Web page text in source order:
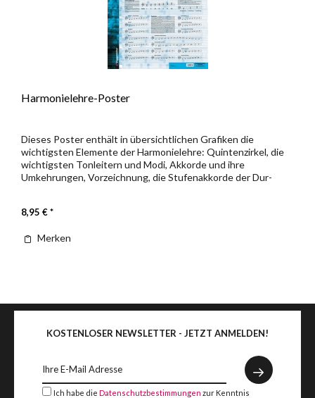
Harmonielehre-Poster
Dieses Poster enthält in übersichtlichen Grafiken die
wichtigsten Elemente der Harmonielehre: Quintenzirkel, die
wichtigsten Tonleitern und Modi, Akkorde und ihre
Umkehrungen, Vorzeichnung, die Stufenakkorde der Dur-
8,95 € *
Merken
KOSTENLOSER NEWSLETTER - JETZT ANMELDEN!
Ich habe die Datenschutzbestimmungen zur Kenntnis